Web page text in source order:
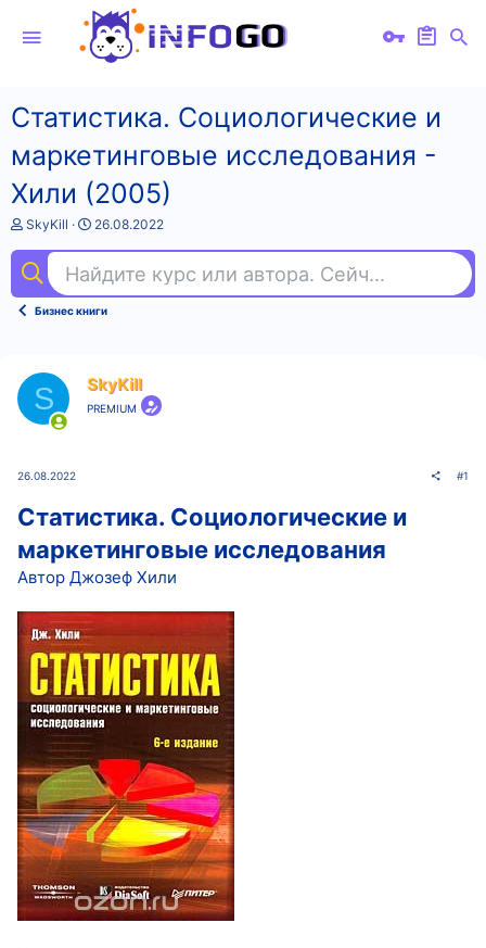
Статистика. Социологические и
маркетинговые исследования -
Хили (2005)
А
т
о
т
SkyKill
Д
а
н
а
а
26.08.2022
Найдите курс или автора. Сейчас ищут
Бизнес книги
S SkyKill
PREMIUM
26.08.2022 #1
Статистика. Социологические и
маркетинговые исследования
Автор Джозеф Хили